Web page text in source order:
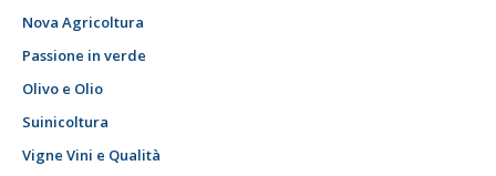
Nova Agricoltura
Passione in verde
Olivo e Olio
Suinicoltura
Vigne Vini e Qualità